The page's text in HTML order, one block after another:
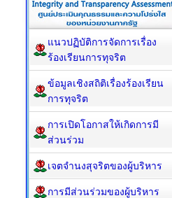
แนวปฏิบัติการจัดการเรื่อง
ร้องเรียนการทุจริต
ข้อมูลเชิงสถิติเรื่องร้องเรียน
การทุจริต
การเปิดโอกาสให้เกิดการมี
ส่วนร่วม
เจตจำนงสุจริตของผู้บริหาร
การมีส่วนร่วมของผู้บริหาร